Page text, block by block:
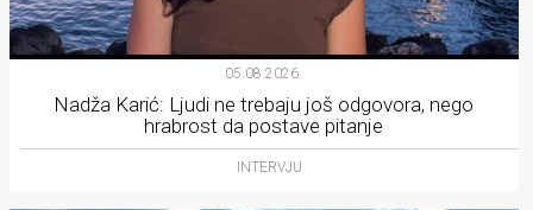
05.08.2026.
Nadža Karić: Ljudi ne trebaju još odgovora, nego
hrabrost da postave pitanje
INTERVJU